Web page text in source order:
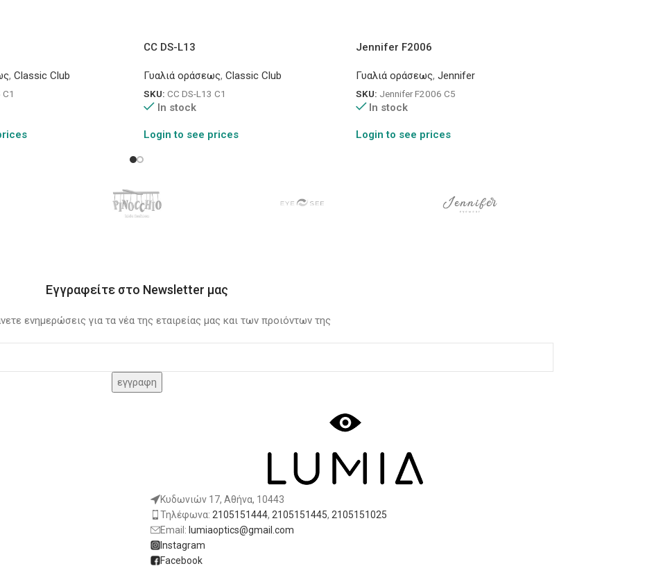
, Classic Club
CC DS-L13
Γυαλιά οράσεως, Classic Club
SKU: CC DS-L13 C1
In stock
Login to see prices
Jennifer F2006
Γυαλιά οράσεως, Jennifer
SKU: Jennifer F2006 C5
In stock
Login to see prices
Εγγραφείτε στο Newsletter μας
ενημερώσεις για τα νέα της εταιρείας μας και των προιόντων της
Κυδωνιών 17, Αθήνα, 10443
Τηλέφωνα: 2105151444, 2105151445, 2105151025
Email: lumiaoptics@gmail.com
Instagram
Facebook